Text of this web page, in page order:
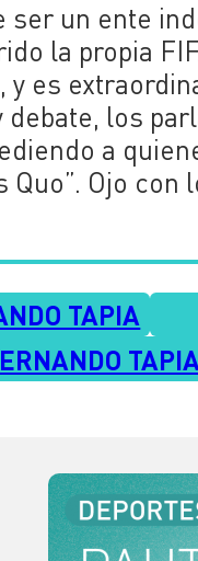
ser un ente
la propia
es
debate, los
a
Quo”. Ojo
TAPIA
TAPIA